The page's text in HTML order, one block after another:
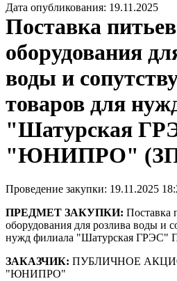
Дата опубликования: 19.11.2025
Поставка
оборудования
воды и
товаров для
"Шатурская
"ЮНИПРО"
Проведение закупки: 19.11.2025
ПРЕДМЕТ ЗАКУПКИ: Поставка
оборудования для розлива воды и
нужд филиала "Шатурская
ЗАКАЗЧИК: ПУБЛИЧНОЕ
"ЮНИПРО"